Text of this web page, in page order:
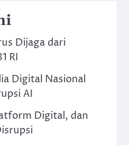
Dijaga dari
RI
Digital Nasional
AI
Digital, dan